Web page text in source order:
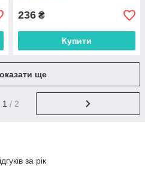
236 ₴
Купити
ще
1 / 2
за рік